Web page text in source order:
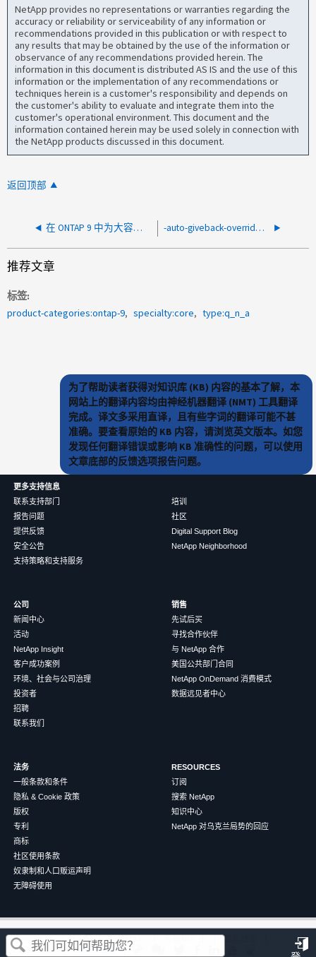
NetApp provides no representations or warranties regarding the
accuracy or reliability or serviceability of any information or
recommendations provided in this publication or with respect to
any results that may be obtained by the use of the information or
observance of any recommendations provided herein. The
information in this document is distributed AS IS and the use of this
information or the implementation of any recommendations or
techniques herein is a customer's responsibility and depends on
the customer's ability to evaluate and integrate them into the
customer's operational environment. This document and the
information contained herein may be used solely in connection with
the NetApp products discussed in this document.
返回顶部
在 ONTAP 9 中为大容量创建 Snapshot 副本需要多少时间 -auto-giveback-override-vetoes参数弃用后的否决行为是什么？
这篇文章对您有帮助吗？
推荐文章
标签
product-categories:ontap-9
specialty:core type:q_n_a
为了帮助读者获得对知识库 (KB) 内容的基本了解，本
网站上的翻译内容均由神经机器翻译 (NMT) 工具翻译
完成。译文多采用直译，且有些字词的翻译可能不甚
准确。要查看原始的 KB 内容，请浏览英文版本。如您
发现任何翻译错误或影响 KB 准确性的问题，可以使用
文章底部的反馈选项报告问题。
更多支持信息
联系支持部门
报告问题
提供反馈
安全公告
支持策略和支持服务
培训
社区
Digital Support Blog
NetApp Neighborhood
公司
新闻中心
活动
NetApp Insight
客户成功案例
环境、社会与公司治理
投资者
招聘
联系我们
销售
先试后买
寻找合作伙伴
与 NetApp 合作
美国公共部门合同
NetApp OnDemand 消费模式
数据远见者中心
法务
一般条款和条件
隐私 & Cookie 政策
版权
专利
商标
社区使用条款
奴隶制和人口贩运声明
无障碍使用
RESOURCES
订阅
搜索 NetApp
知识中心
NetApp 对乌克兰局势的回应
©2026NetApp 中文（简体） 条款和条件
隐私政策
Cookie 政策
Cookie 设置